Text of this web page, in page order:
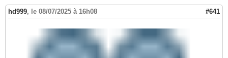
hd999, le 08/07/2025 à 16h08 #641